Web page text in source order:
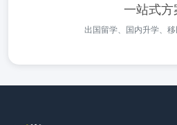
一站式方
出国留学、国内升学、